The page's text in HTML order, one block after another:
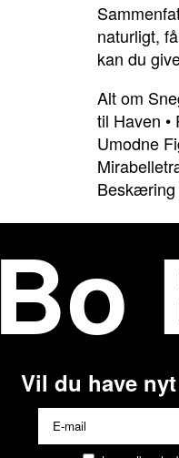
naturligt,
kan du
Alt om
til Haven •
Umodne
Beskæring
Bo
Vil du have